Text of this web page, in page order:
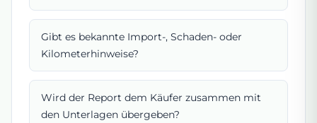
Gibt es bekannte Import-, Schaden- oder
Kilometerhinweise?
Wird der Report dem Käufer zusammen mit
den Unterlagen übergeben?